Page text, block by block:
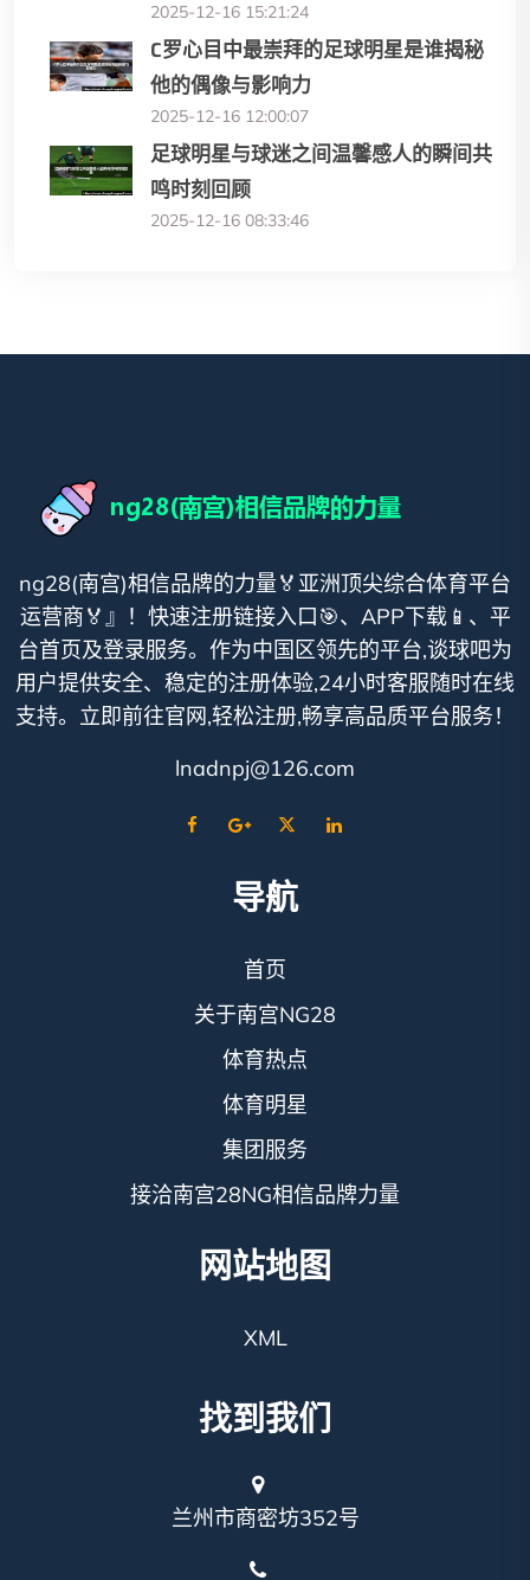
2025-12-16 15:21:24
C罗心目中最崇拜的足球明星是谁揭秘
他的偶像与影响力
2025-12-16 12:00:07
足球明星与球迷之间温馨感人的瞬间共
鸣时刻回顾
2025-12-16 08:33:46
ng28(南宫)相信品牌的力量🏅亚洲顶尖综合体育平台
运营商🏅』！快速注册链接入口🎯、APP下载📱、平
台首页及登录服务。作为中国区领先的平台,谈球吧为
用户提供安全、稳定的注册体验,24小时客服随时在线
支持。立即前往官网,轻松注册,畅享高品质平台服务！
lnadnpj@126.com
导航
首页
关于南宫NG28
体育热点
体育明星
集团服务
接洽南宫28NG相信品牌力量
网站地图
XML
找到我们
兰州市商密坊352号